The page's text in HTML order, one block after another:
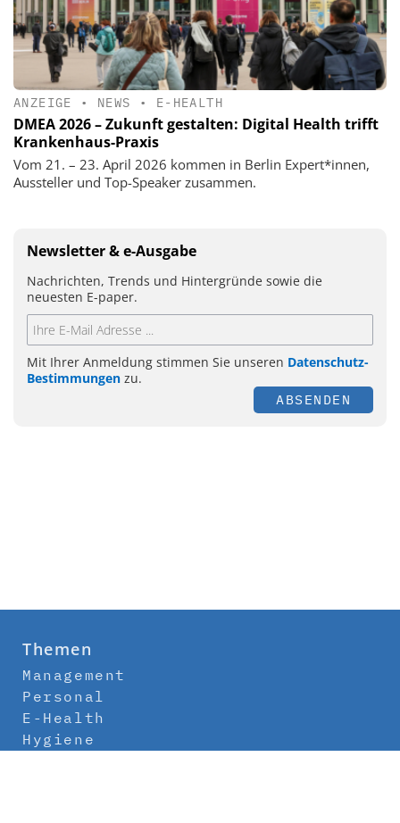
ANZEIGE • NEWS • E-HEALTH
DMEA 2026 – Zukunft gestalten: Digital Health trifft
Krankenhaus-Praxis
Vom 21. – 23. April 2026 kommen in Berlin Expert*innen,
Aussteller und Top-Speaker zusammen.
Newsletter & e-Ausgabe
Nachrichten, Trends und Hintergründe sowie die
neuesten E-paper.
Mit Ihrer Anmeldung stimmen Sie unseren Datenschutz-
Bestimmungen zu.
ABSENDEN
Themen
Management
Personal
E-Health
Hygiene